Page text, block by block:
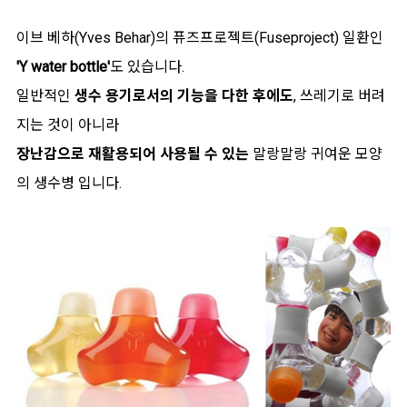
이브 베하(Yves Behar)의 퓨즈프로젝트(Fuseproject) 일환인
'Y water bottle'도 있습니다.
일반적인 생수 용기로서의 기능을 다한 후에도, 쓰레기로 버려
지는 것이 아니라
장난감으로 재활용되어 사용될 수 있는 말랑말랑 귀여운 모양
의 생수병 입니다.